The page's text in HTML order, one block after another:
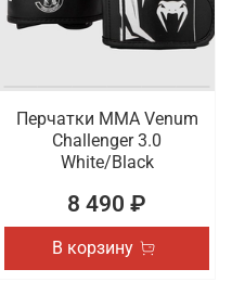
Перчатки ММА Venum
Challenger 3.0
White/Black
8 490 ₽
В корзину